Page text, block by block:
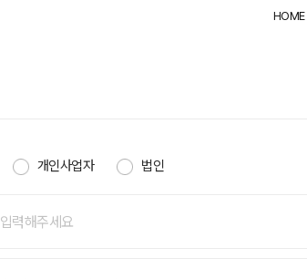
HOME
개인사업자 법인